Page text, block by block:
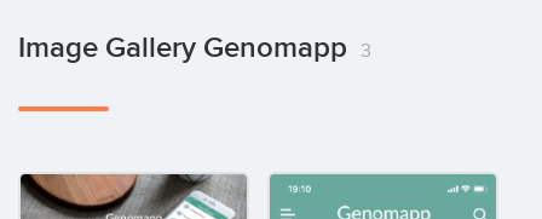
Image Gallery Genomapp 3